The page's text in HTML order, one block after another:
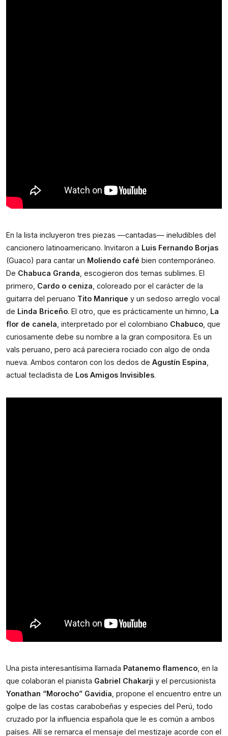
En la lista incluyeron tres piezas —cantadas— ineludibles del
cancionero latinoamericano. Invitaron a Luis Fernando Borjas
(Guaco) para cantar un Moliendo café bien contemporáneo.
De Chabuca Granda , escogieron dos temas sublimes. El
primero, Cardo o ceniza , coloreado por el carácter de la
guitarra del peruano Tito Manrique y un sedoso arreglo vocal
de Linda Briceño. El otro, que es prácticamente un himno, La
flor de canela , interpretado por el colombiano Chabuco , que
curiosamente debe su nombre a la gran compositora. Es un
vals peruano, pero acá pareciera rociado con algo de onda
nueva. Ambos contaron con los dedos de Agustín Espina
actual tecladista de Los Amigos Invisibles.
Una pista interesantísima llamada Patanemo flamenco , en la
que colaboran el pianista Gabriel Chakarji
Yonathan “Morocho” Gavidia , propone el encuentro entre un
golpe de las costas carabobeñas y especies del Perú, todo
cruzado por la influencia española que le es común a ambos
países. Allí se remarca el mensaje del mestizaje acorde con el